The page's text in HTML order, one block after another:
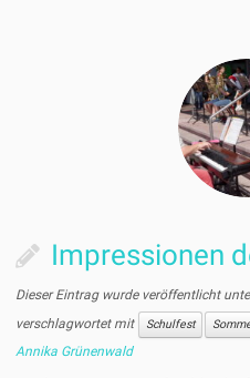
Impressionen
Dieser Eintrag wurde veröffentlicht
verschlagwortet mit
Schulfest
Annika Grünenwald